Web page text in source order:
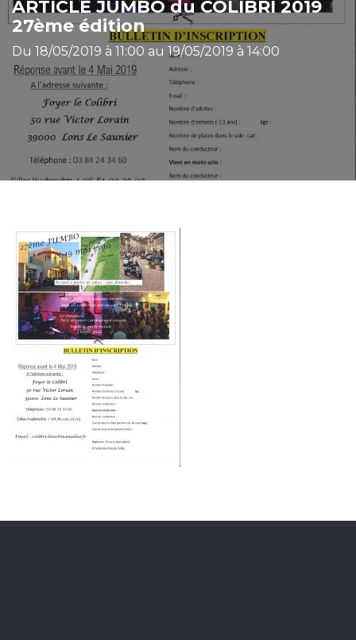
ARTICLE JUMBO du COLIBRI 2019
27ème édition
Du 18/05/2019 à 11:00 au 19/05/2019 à 14:00